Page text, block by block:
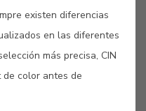
grises del
queda la
de
existen diferencias
en las diferentes
más precisa, CIN
color antes de